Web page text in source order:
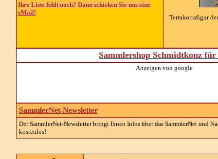
Ihre Liste fehlt noch? Dann schicken Sie uns eine
eMail!
Terrakottafigur
Sammlershop Schmidtkonz
Anzeigen von google
SammlerNet-Newsletter
Der SammlerNet-Newsletter bringt Ihnen Infos über das SammlerNet und
kostenlos!